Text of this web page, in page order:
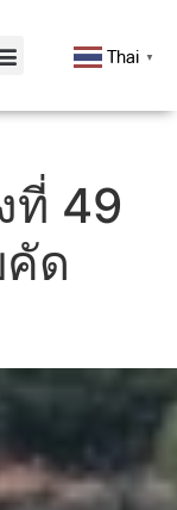
Thai ▼
ที่ 49
ด